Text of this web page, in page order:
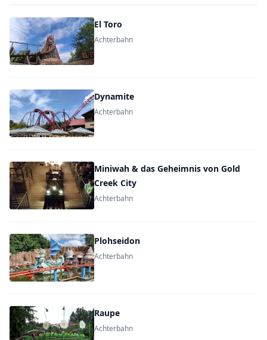
El Toro
Achterbahn
Dynamite
Achterbahn
Miniwah & das Geheimnis von Gold
Creek City
Achterbahn
Plohseidon
Achterbahn
Raupe
Achterbahn